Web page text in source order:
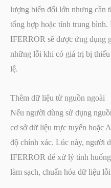
lượng biến đổi lớn nhưng cần
tổng hợp hoặc tính trung
IFERROR sẽ được ứng dụng
những lỗi khi có giá trị bị
lệ.
Thêm dữ liệu từ nguồn ngoài
Nếu người dùng sử dụng
cơ sở dữ liệu trực tuyến hoặc
độ chính xác. Lúc này, người
IFERROR để xử lý tình
làm sạch, chuẩn hóa dữ liệu